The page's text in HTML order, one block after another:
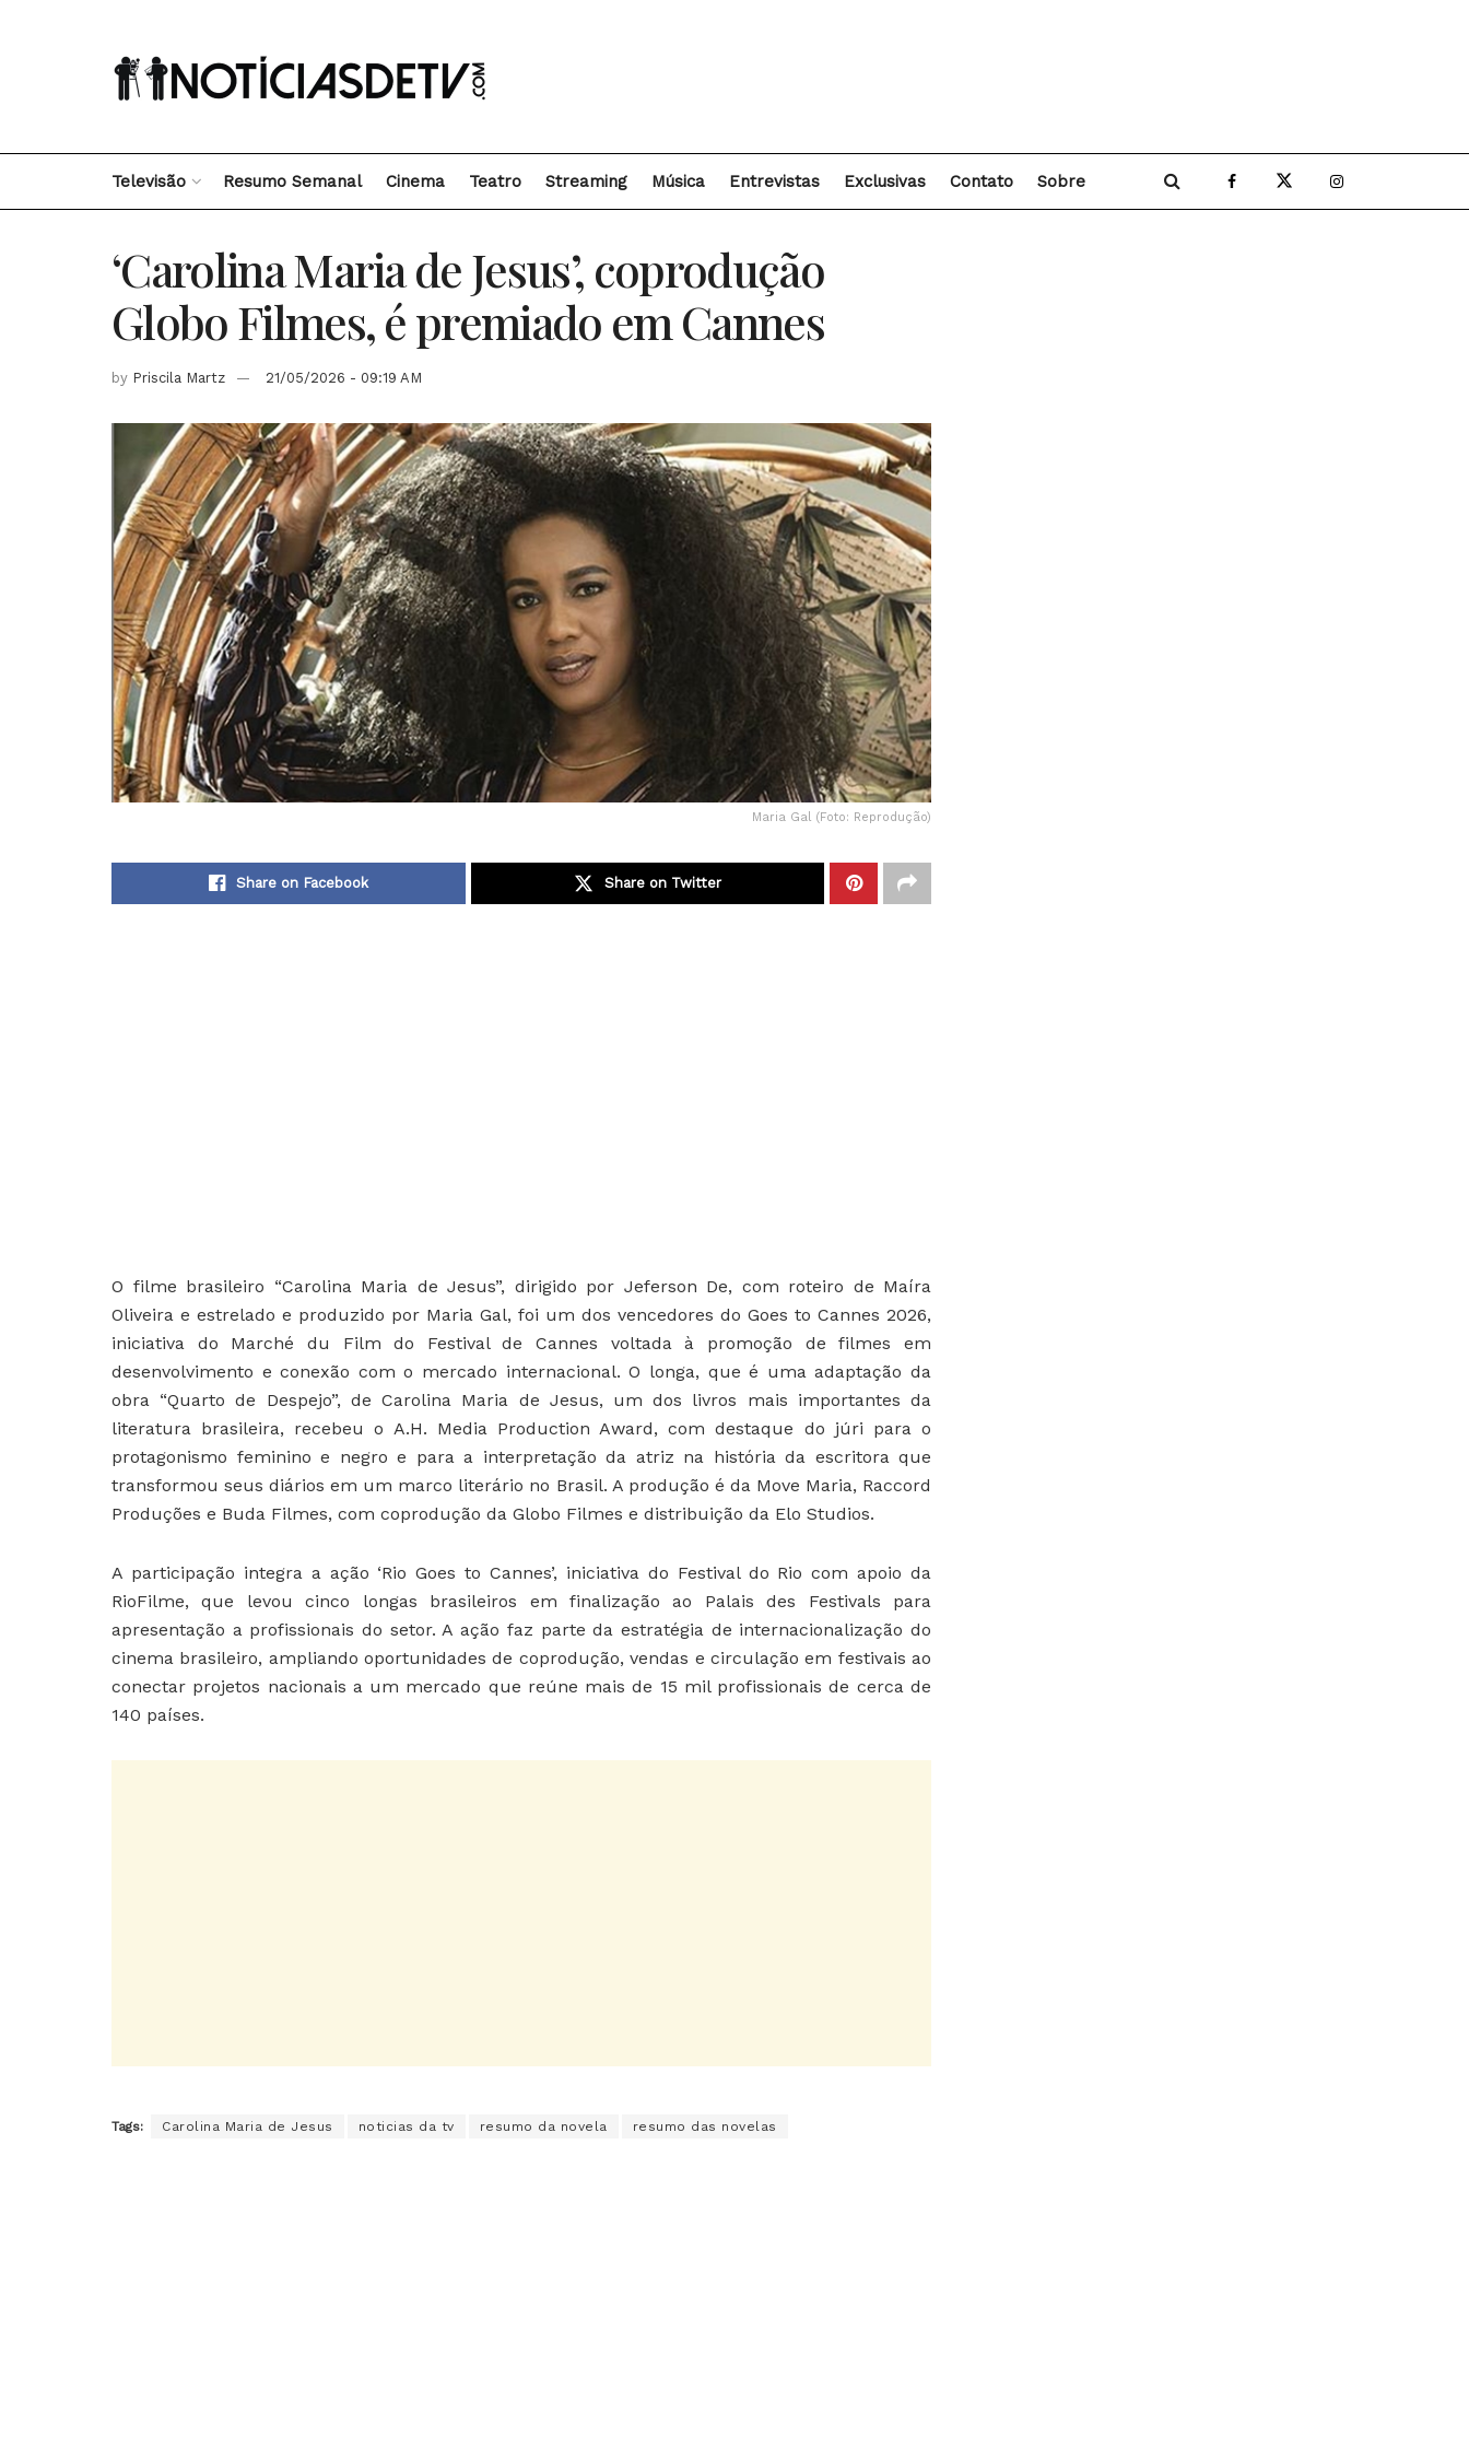
Televisão Resumo Semanal Cinema Teatro Streaming Música Entrevistas Exclusivas Contato Sobre
‘Carolina Maria de Jesus’, coprodução
Globo Filmes, é premiado em Cannes
by Priscila Martz 21/05/2026 - 09:19 AM
Maria Gal (Foto: Reprodução)
Share on Facebook Share on Twitter
O filme brasileiro “Carolina Maria de Jesus”, dirigido por Jeferson De, com roteiro de Maíra
Oliveira e estrelado e produzido por Maria Gal, foi um dos vencedores do Goes to Cannes 2026,
iniciativa do Marché du Film do Festival de Cannes voltada à promoção de filmes em
desenvolvimento e conexão com o mercado internacional. O longa, que é uma adaptação da
obra “Quarto de Despejo”, de Carolina Maria de Jesus, um dos livros mais importantes da
literatura brasileira, recebeu o A.H. Media Production Award, com destaque do júri para o
protagonismo feminino e negro e para a interpretação da atriz na história da escritora que
transformou seus diários em um marco literário no Brasil. A produção é da Move Maria, Raccord
Produções e Buda Filmes, com coprodução da Globo Filmes e distribuição da Elo Studios.
A participação integra a ação ‘Rio Goes to Cannes’, iniciativa do Festival do Rio com apoio da
RioFilme, que levou cinco longas brasileiros em finalização ao Palais des Festivals para
apresentação a profissionais do setor. A ação faz parte da estratégia de internacionalização do
cinema brasileiro, ampliando oportunidades de coprodução, vendas e circulação em festivais ao
conectar projetos nacionais a um mercado que reúne mais de 15 mil profissionais de cerca de
140 países.
Tags: Carolina Maria de Jesus noticias da tv resumo da novela resumo das novelas